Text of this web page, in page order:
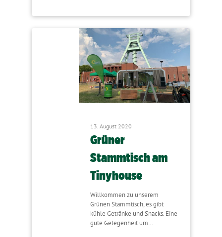
13. August 2020
Grüner
Stammtisch am
Tinyhouse
Willkommen zu unserem
Grünen Stammtisch, es gibt
kühle Getränke und Snacks. Eine
gute Gelegenheit um…